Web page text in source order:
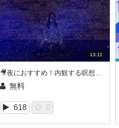
13:11
無料
618 0